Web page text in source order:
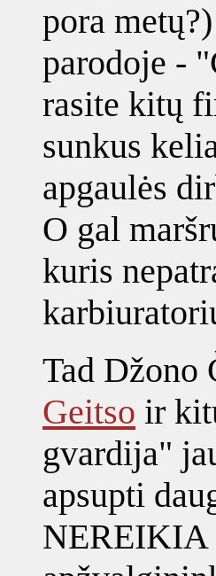
pora
parodoje -
rasite kitų
sunkus
apgaulės
O gal
kuris
Tad Džono
Geitso ir
gvardija"
apsupti
NEREIKIA